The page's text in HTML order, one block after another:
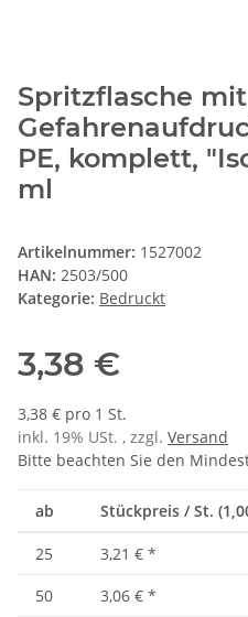
Spritzflasche mit
PE, komplett,
ml
Artikelnummer: 1527002
HAN: 2503/500
Kategorie: Bedruckt
3,38 €
3,38 € pro 1 St.
inkl. 19% USt. , zzgl. Versand
Bitte beachten Sie den
ab Stückpreis / St.
25 3,21 € *
50
3,06 € *